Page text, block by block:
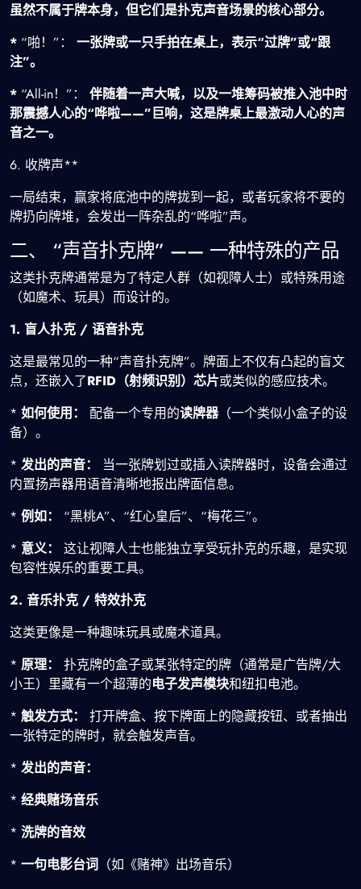
虽然不属于牌本身，但它们是扑克声音场景的核心部分。
* “啪！”：
一张牌或一只手拍在桌上，表示“过牌”或“跟
注”。
* “All-in！”：
伴随着一声大喊，以及一堆筹码被推入池中时
那震撼人心的“哗啦——”巨响，这是牌桌上最激动人心的声
音之一。
6. 收牌声**
一局结束，赢家将底池中的牌拢到一起，或者玩家将不要的
牌扔向牌堆，会发出一阵杂乱的“哗啦”声。
二、 “声音扑克牌” —— 一种特殊的产品
这类扑克牌通常是为了特定人群（如视障人士）或特殊用途
（如魔术、玩具）而设计的。
1. 盲人扑克 / 语音扑克
这是最常见的一种“声音扑克牌”。牌面上不仅有凸起的盲文
点，还嵌入了RFID（射频识别）芯片或类似的感应技术。
* 如何使用： 配备一个专用的读牌器（一个类似小盒子的设
备）。
* 发出的声音：
当一张牌划过或插入读牌器时，设备会通过
内置扬声器用语音清晰地报出牌面信息。
* 例如：
“黑桃A”、“红心皇后”、“梅花三”。
* 意义：
这让视障人士也能独立享受玩扑克的乐趣，是实现
包容性娱乐的重要工具。
2. 音乐扑克 / 特效扑克
这类更像是一种趣味玩具或魔术道具。
* 原理：
扑克牌的盒子或某张特定的牌（通常是广告牌/大
小王）里藏有一个超薄的电子发声模块和纽扣电池。
* 触发方式：
打开牌盒、按下牌面上的隐藏按钮、或者抽出
一张特定的牌时，就会触发声音。
* 发出的声音：
* 经典赌场音乐
* 洗牌的音效
* 一句电影台词 （如《赌神》出场音乐）